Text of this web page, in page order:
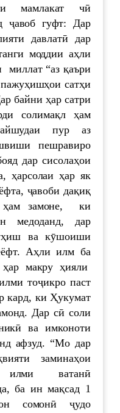
мамлакат чӣ
ҷавоб гуфт: Дар
давлатӣ дар
моддии аҳли
“аз қаъри
сатҳи
байни ҳар сатри
солимақл ҳам
пур аз
пешравиро
дар сисолаҳои
ҳарсолаи ҳар як
ҷавоби дақиқ
ҳам замоне, ки
медоданд, дар
ва кӯшоиши
Аҳли илм ба
макру ҳияли
тоҷикро паст
кард, ки Ҳукумат
Дар сӣ соли
ва имконоти
афзуд. “Мо дар
заминаҳои
илми ватанӣ
ба ин мақсад 1
сомонӣ ҷудо